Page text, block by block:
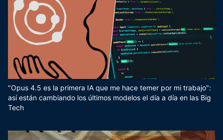
"Opus 4.5 es la primera IA que me hace temer por mi trabajo":
así están cambiando los últimos modelos el día a día en las Big
Tech